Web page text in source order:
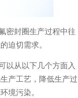
密封圈生产过程中往
迫切需求。
以从以下几个方面入
产工艺，降低生产过
境污染。